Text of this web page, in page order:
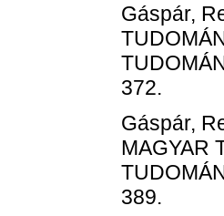
Gáspár,
372.
Gáspár,
MAGYAR
389.